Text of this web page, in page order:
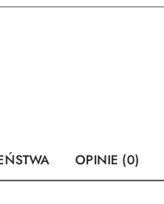
OPINIE (0)